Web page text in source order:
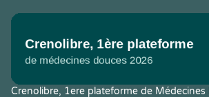
Crenolibre, 1ere plateforme de